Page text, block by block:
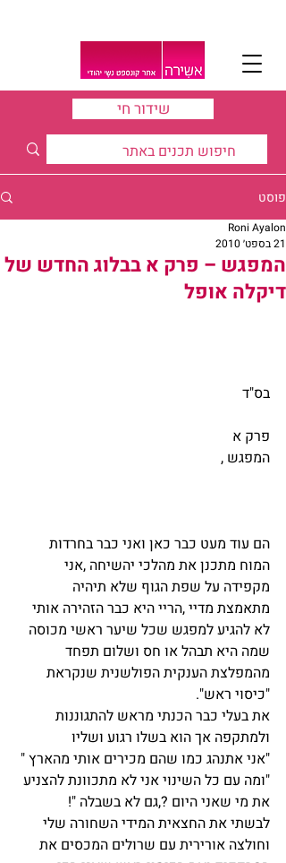
שידור חי
פוסט
המפגש – פרק א בבלוג החדש של
דיקלה אופל
Roni Ayalon
21 בספט׳ 2010
בס"ד
פרק א
המפגש ,
הם עוד מעט כבר כאן ואני כבר בחרדות
המוח מתכנן את מהלכי יהשיחה ,אני
מקפידה על שפת הגוף שלא תיהיה
מתאמצת מדיי ,הריי היא כבר הזהירה אותי
לא להגיע למפגש שכל שיער ראשי מכוסה
שמה היא תבהל או חס ושלום תפחד
מהמפלצת הענקית הפולשנית שנקראת
"כיסוי ראש".
את בעלי כבר הכנתי מראש להתגוננות
ולמתקפה אך הוא בשלו רגוע ושליו
"אני אתנהג כמו שהם מכירים אותי מהארץ "
"ומה עם כל השינוי אני לא מתכוונת להצניע
את מי שאני היום ?,גם לא בשבלה "!
לבשתי את החצאית המידי השחורה שלי
וחולצה אורירית עם שרולים המכסים את